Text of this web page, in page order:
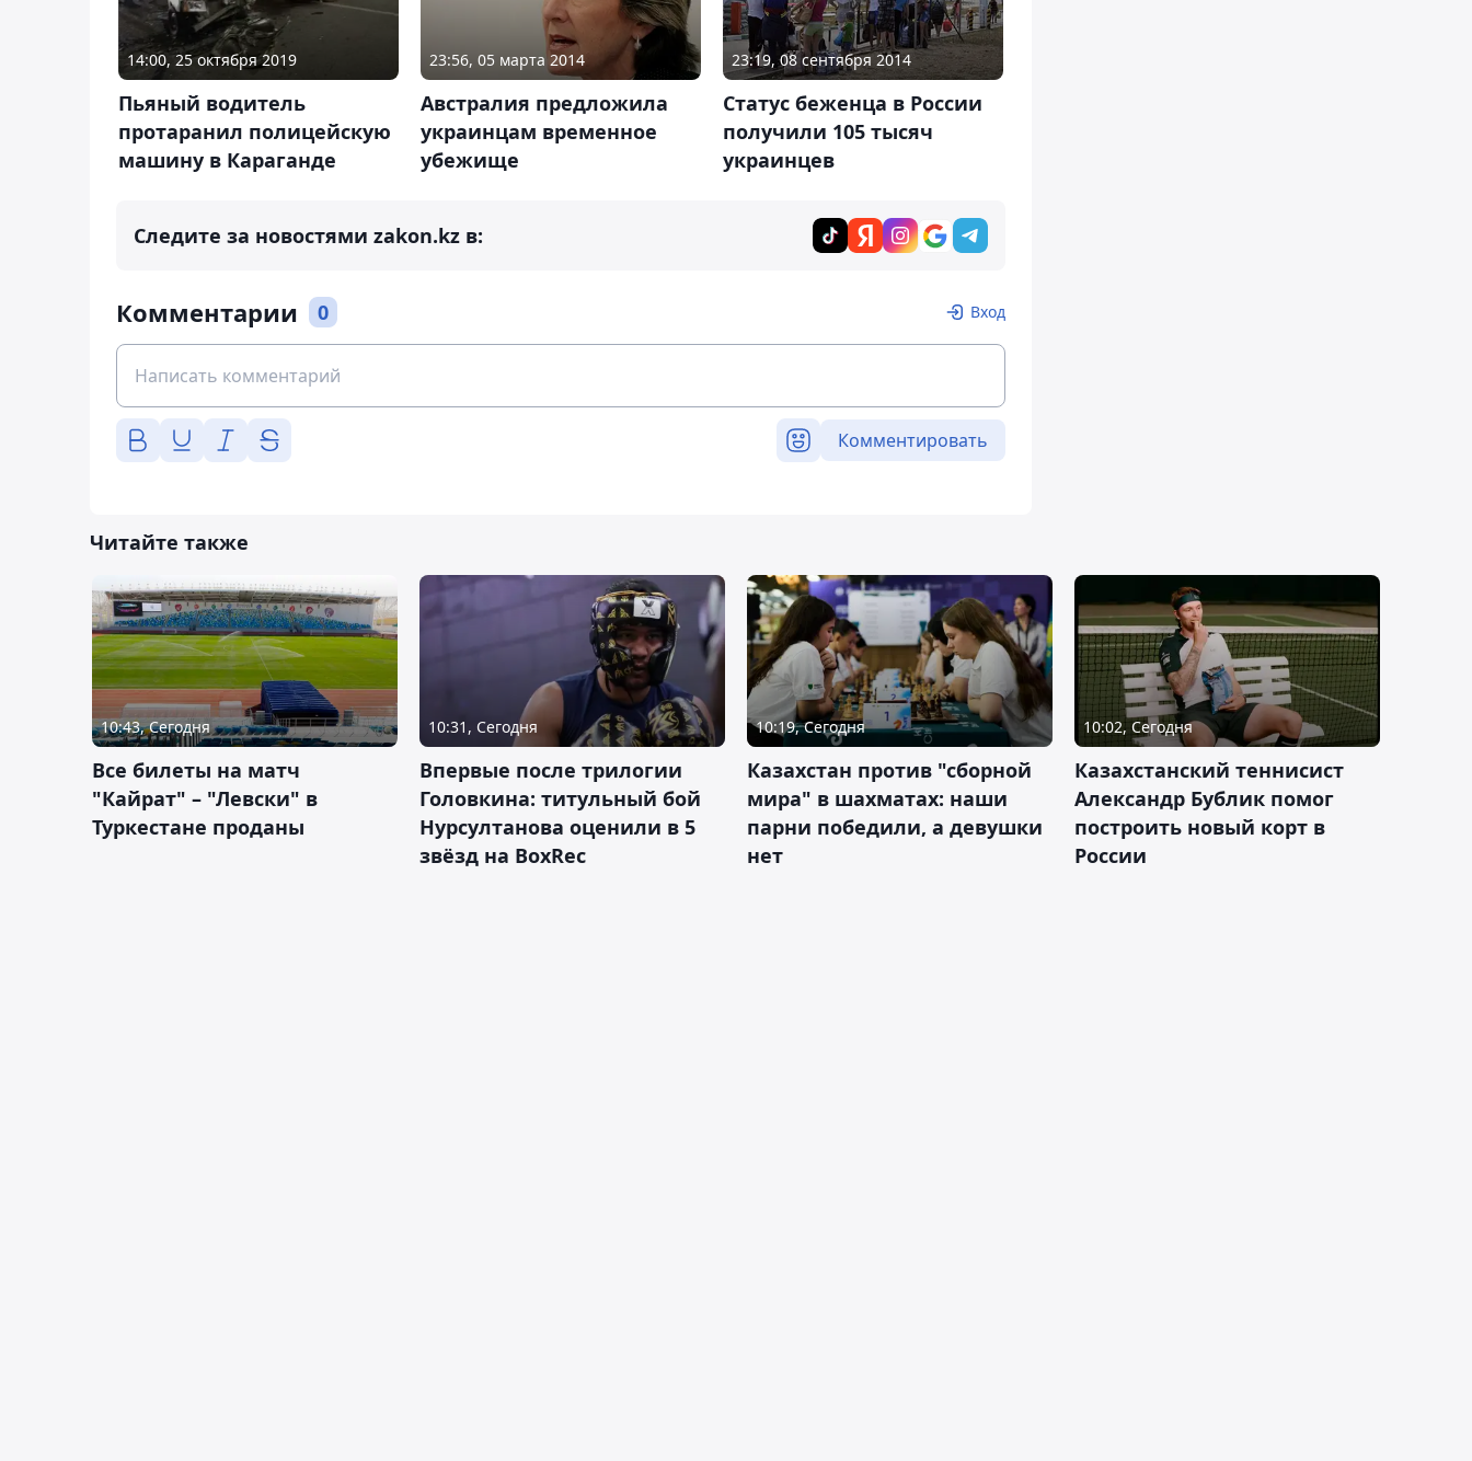
14:00, 25 октября 2019
Пьяный водитель
протаранил полицейскую
машину в Караганде
23:56, 05 марта 2014
Австралия предложила
украинцам временное
убежище
23:19, 08 сентября 2014
Статус беженца в России
получили 105 тысяч
украинцев
Следите за новостями zakon.kz в:
Комментарии 0 Вход
Комментировать
Читайте также
10:43, Сегодня
Все билеты на матч
"Кайрат" – "Левски" в
Туркестане проданы
10:31, Сегодня
Впервые после трилогии
Головкина: титульный бой
Нурсултанова оценили в 5
звёзд на BoxRec
10:19, Сегодня
Казахстан против "сборной
мира" в шахматах: наши
парни победили, а девушки
нет
10:02, Сегодня
Казахстанский теннисист
Александр Бублик помог
построить новый корт в
России